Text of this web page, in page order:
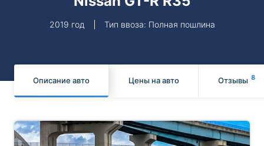
2019 год Тип ввоза: Полная пошлина
Описание авто Цены на авто Отзывы 8